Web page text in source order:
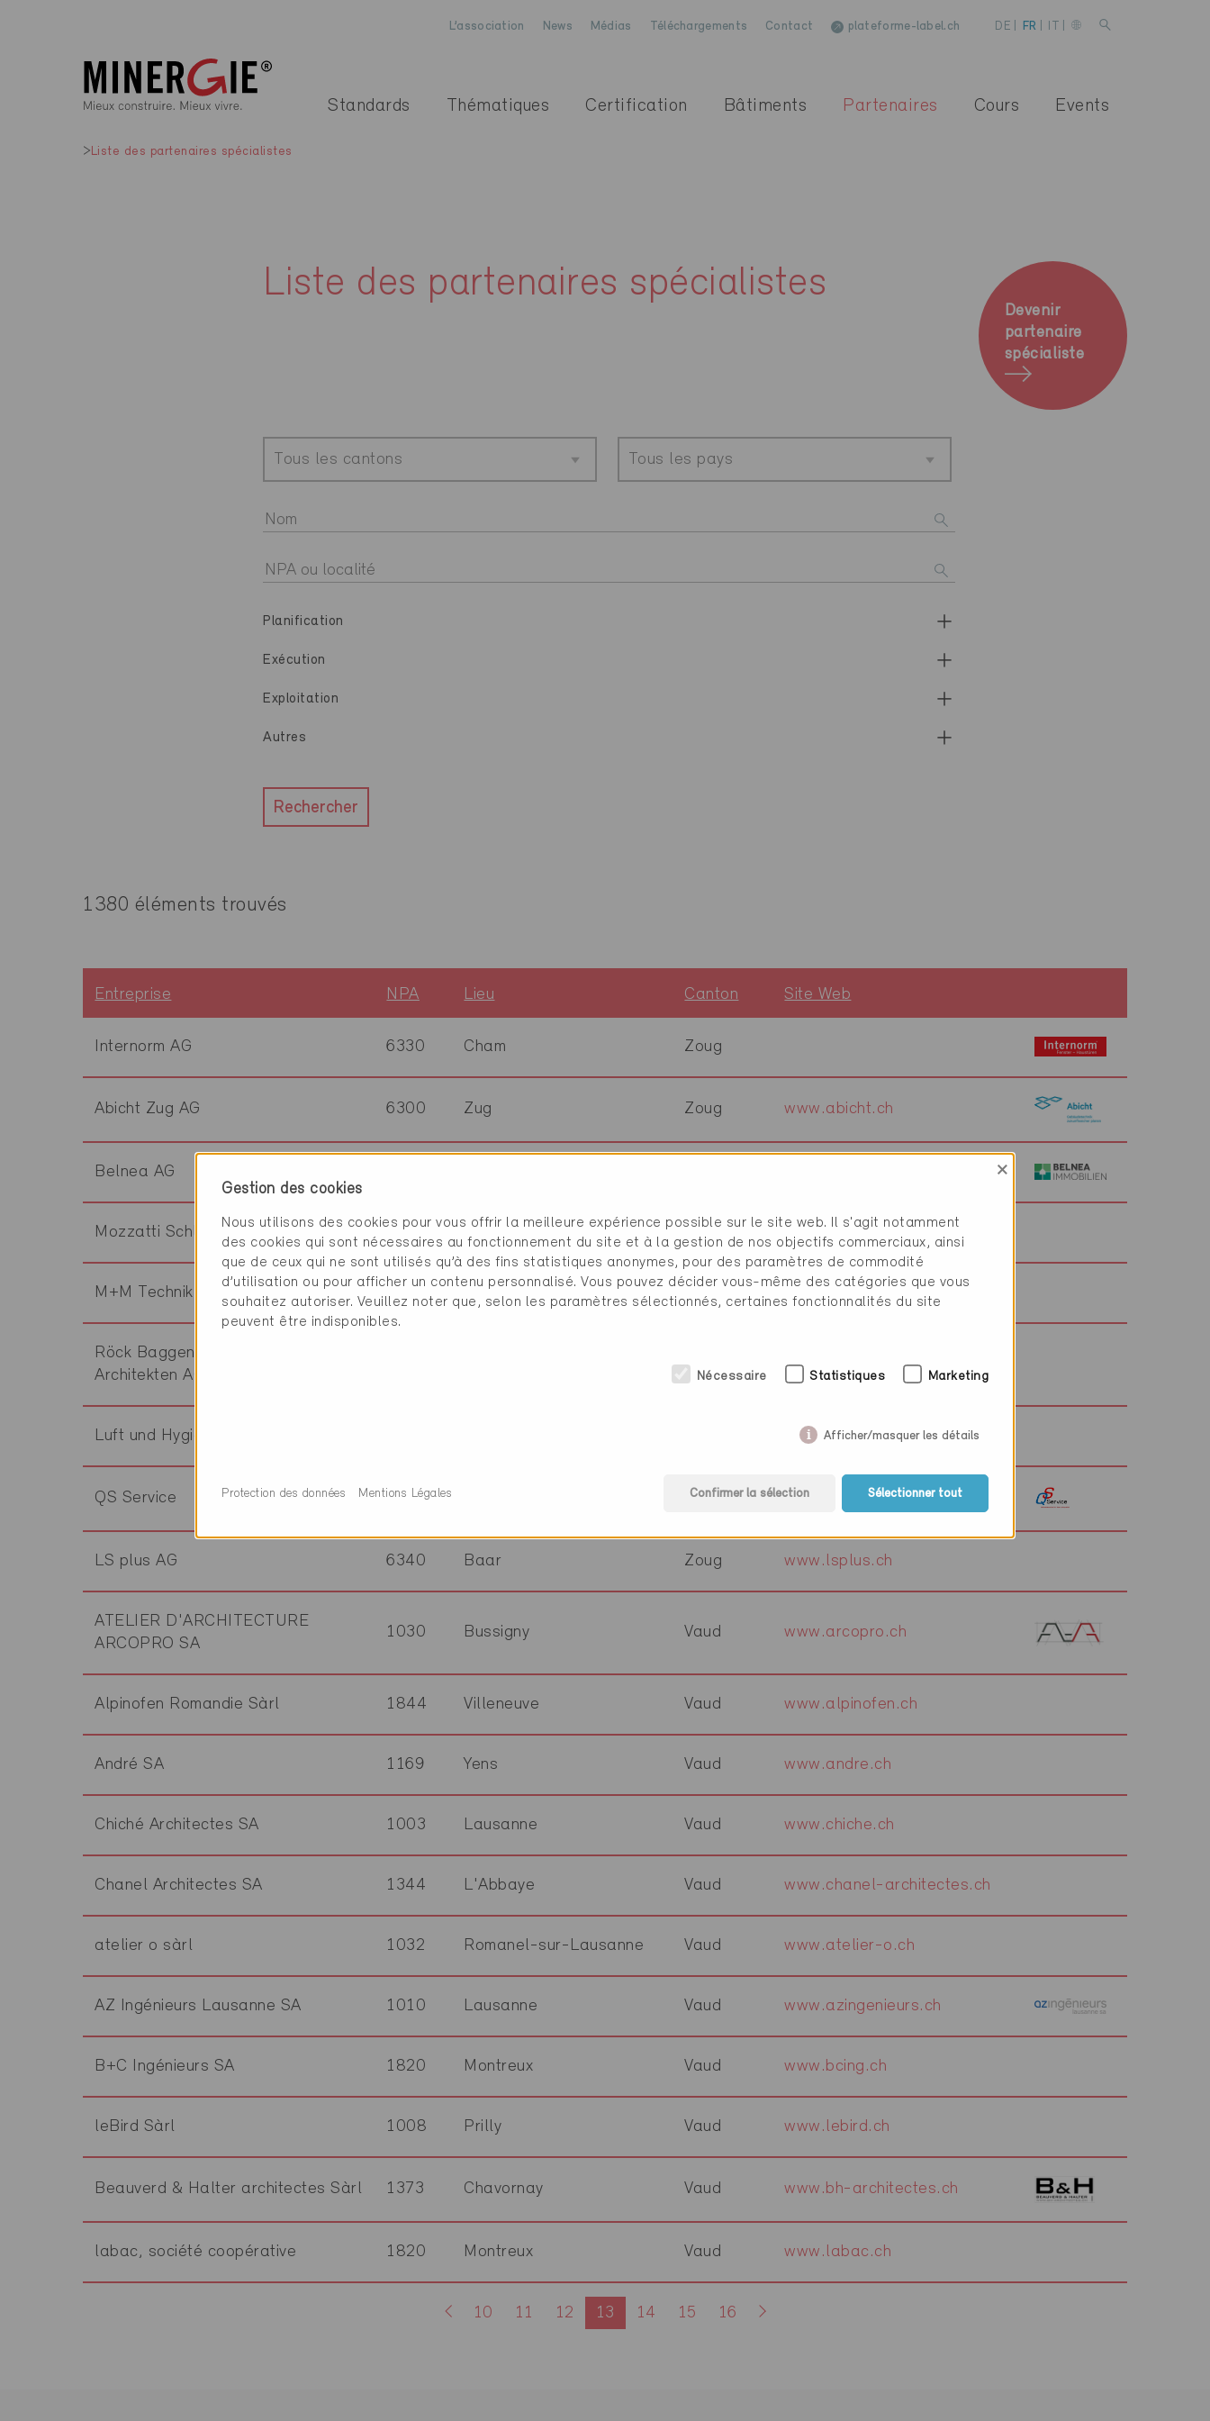
L’association News Médias Téléchargements Contact plateforme-label.ch DE FR
Standards Thématiques Certification Bâtiments Partenaires Cours Events
Liste des partenaires spécialistes
Liste des partenaires spécialistes
Devenir
partenaire
spécialiste
Tous les cantons Tous les pays
Planification
Exécution
Exploitation
Autres
Rechercher
1380 éléments trouvés
Entreprise NPA Lieu Canton Site Web
Internorm AG 6330 Cham Zoug
Abicht Zug AG 6300 Zug Zoug www.abicht.ch
Belnea AG
Mozzatti Schlumpf Architekten AG 6340 Baar Zoug www.mozzattischlumpf.ch
M+M Technik AG 6343 Rotkreuz Zoug www.mmtechnik.ch
Röck Baggenstos Item Eyer
Architekten AG
Zoug www.rbie-architekten.ch
Luft und Hygiene GmbH www.luftundhygiene.ch
QS Service 6330 Zoug www.qs-service.ch
LS plus AG 6340 Baar Zoug www.lsplus.ch
ATELIER D'ARCHITECTURE
ARCOPRO SA
1030 Bussigny Vaud www.arcopro.ch
Alpinofen Romandie Sàrl 1844 Villeneuve Vaud www.alpinofen.ch
André SA 1169 Yens Vaud www.andre.ch
Chiché Architectes SA 1003 Lausanne Vaud www.chiche.ch
Chanel Architectes SA 1344 L'Abbaye Vaud www.chanel-architectes.ch
atelier o sàrl 1032 Romanel-sur-Lausanne Vaud www.atelier-o.ch
AZ Ingénieurs Lausanne SA 1010 Lausanne Vaud www.azingenieurs.ch
B+C Ingénieurs SA 1820 Montreux Vaud www.bcing.ch
leBird Sàrl 1008 Prilly Vaud www.lebird.ch
Beauverd & Halter architectes Sàrl 1373 Chavornay Vaud www.bh-architectes.ch
labac, société coopérative 1820 Montreux Vaud www.labac.ch
10 11 12 13 14 15 16
Gestion des cookies
×
Nous utilisons des cookies pour vous offrir la meilleure expérience possible sur le site web. Il s'agit notamment
des cookies qui sont nécessaires au fonctionnement du site et à la gestion de nos objectifs commerciaux, ainsi
que de ceux qui ne sont utilisés qu’à des fins statistiques anonymes, pour des paramètres de commodité
d’utilisation ou pour afficher un contenu personnalisé. Vous pouvez décider vous-même des catégories que vous
souhaitez autoriser. Veuillez noter que, selon les paramètres sélectionnés, certaines fonctionnalités du site
peuvent être indisponibles.
Nécessaire Statistiques Marketing
Afficher/masquer les détails
Confirmer la sélection Sélectionner tout
Protection des données Mentions Légales